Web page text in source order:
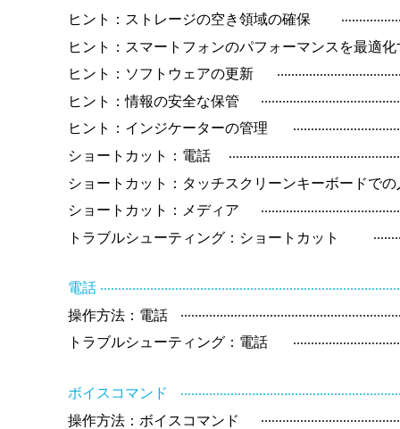
ヒント：ストレージの空き領域の確保
ヒント：スマートフォンのパフォーマンスを最適
ヒント：ソフトウェアの更新
ヒント：情報の安全な保管
ヒント：インジケーターの管理
ショートカット：電話
ショートカット：タッチスクリーンキーボードでの
ショートカット：メディア
トラブルシューティング：ショートカット
電話
操作方法：電話
トラブルシューティング：電話
ボイスコマンド
操作方法：ボイスコマンド